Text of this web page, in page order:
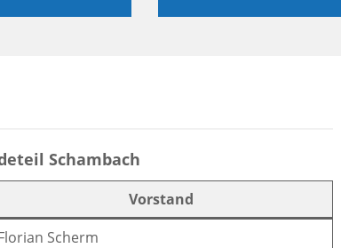
Schambach
Vorstand
Scherm